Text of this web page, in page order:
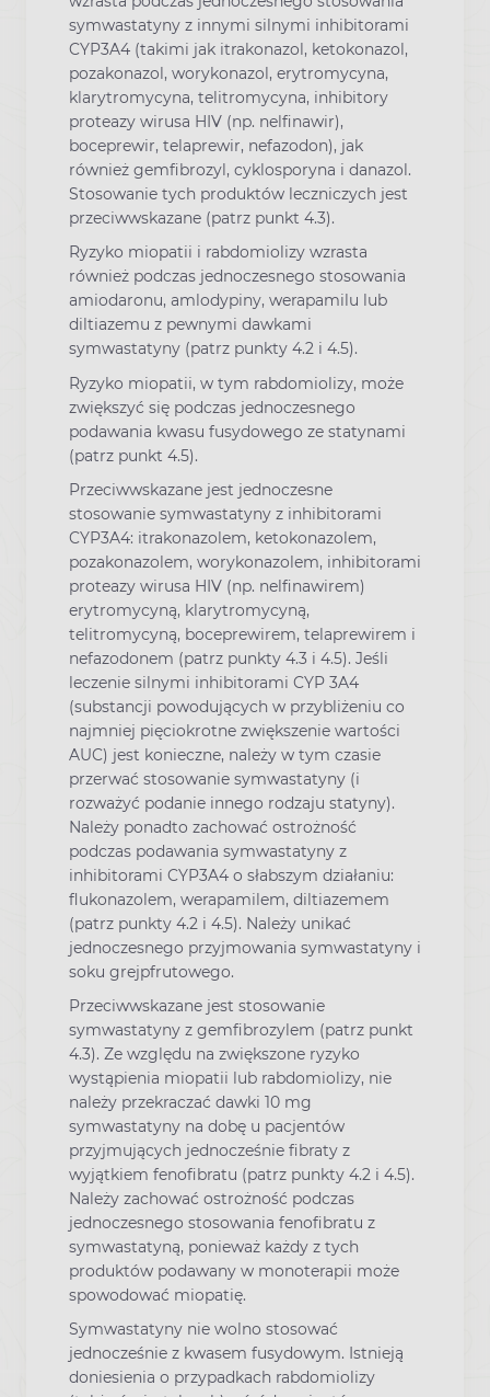
symwastatyny z innymi silnymi inhibitorami
CYP3A4 (takimi jak itrakonazol, ketokonazol,
pozakonazol, worykonazol, erytromycyna,
klarytromycyna, telitromycyna, inhibitory
proteazy wirusa HIV (np. nelfinawir),
boceprewir, telaprewir, nefazodon), jak
również gemfibrozyl, cyklosporyna i danazol.
Stosowanie tych produktów leczniczych jest
przeciwwskazane (patrz punkt 4.3).
Ryzyko miopatii i rabdomiolizy wzrasta
również podczas jednoczesnego stosowania
amiodaronu, amlodypiny, werapamilu lub
diltiazemu z pewnymi dawkami
symwastatyny (patrz punkty 4.2 i 4.5).
Ryzyko miopatii, w tym rabdomiolizy, może
zwiększyć się podczas jednoczesnego
podawania kwasu fusydowego ze statynami
(patrz punkt 4.5).
Przeciwwskazane jest jednoczesne
stosowanie symwastatyny z inhibitorami
CYP3A4: itrakonazolem, ketokonazolem,
pozakonazolem, worykonazolem, inhibitorami
proteazy wirusa HIV (np. nelfinawirem)
erytromycyną, klarytromycyną,
telitromycyną, boceprewirem, telaprewirem i
nefazodonem (patrz punkty 4.3 i 4.5). Jeśli
leczenie silnymi inhibitorami CYP 3A4
(substancji powodujących w przybliżeniu co
najmniej pięciokrotne zwiększenie wartości
AUC) jest konieczne, należy w tym czasie
przerwać stosowanie symwastatyny (i
rozważyć podanie innego rodzaju statyny).
Należy ponadto zachować ostrożność
podczas podawania symwastatyny z
inhibitorami CYP3A4 o słabszym działaniu:
flukonazolem, werapamilem, diltiazemem
(patrz punkty 4.2 i 4.5). Należy unikać
jednoczesnego przyjmowania symwastatyny i
soku grejpfrutowego.
Przeciwwskazane jest stosowanie
symwastatyny z gemfibrozylem (patrz punkt
4.3). Ze względu na zwiększone ryzyko
wystąpienia miopatii lub rabdomiolizy, nie
należy przekraczać dawki 10 mg
symwastatyny na dobę u pacjentów
przyjmujących jednocześnie fibraty z
wyjątkiem fenofibratu (patrz punkty 4.2 i 4.5).
Należy zachować ostrożność podczas
jednoczesnego stosowania fenofibratu z
symwastatyną, ponieważ każdy z tych
produktów podawany w monoterapii może
spowodować miopatię.
Symwastatyny nie wolno stosować
jednocześnie z kwasem fusydowym. Istnieją
doniesienia o przypadkach rabdomiolizy